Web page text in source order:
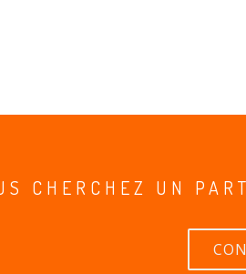
CHERCHEZ UN